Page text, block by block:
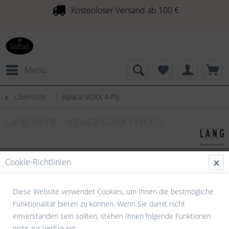
Kostenloser Versand ab 100 €
Menü
Übersicht Alpaca SOXX 4-Ply
Cookie-Richtlinien
Diese Website verwendet Cookies, um Ihnen die bestmögliche
Funktionalität bieten zu können. Wenn Sie damit nicht
einverstanden sein sollten, stehen Ihnen folgende Funktionen